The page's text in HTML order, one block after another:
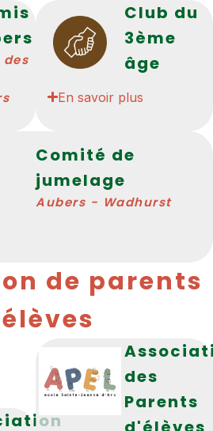
Club du
3ème
âge
En savoir plus
Comité de
jumelage
Aubers - Wadhurst
de parents
des
Parents